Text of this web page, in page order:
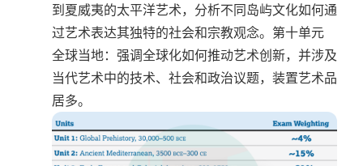
到夏威夷的太平洋艺术，分析不同岛屿文化如何通
过艺术表达其独特的社会和宗教观念。第十单元
全球当地：强调全球化如何推动艺术创新，并涉及
当代艺术中的技术、社会和政治议题，装置艺术品
居多。